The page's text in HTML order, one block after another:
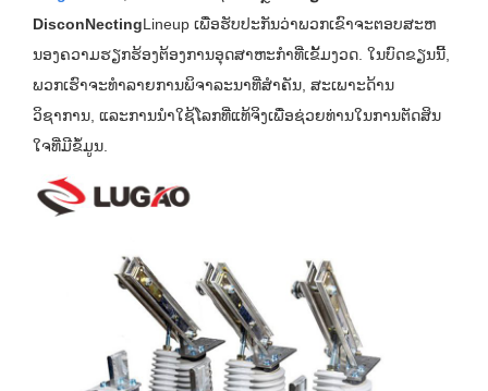
DisconNectingLineup ເພື່ອຮັບປະກັນວ່າພວກເຂົາຈະຕອບສະຫ
ນອງຄວາມຮຽກຮ້ອງຕ້ອງການອຸດສາຫະກໍາທີ່ເຂັ້ມງວດ. ໃນບົດຂຽນນີ້,
ພວກເຮົາຈະທໍາລາຍການພິຈາລະນາທີ່ສໍາຄັນ, ສະເພາະດ້ານ
ວິຊາການ, ແລະການນໍາໃຊ້ໂລກທີ່ແທ້ຈິງເພື່ອຊ່ວຍທ່ານໃນການຕັດສິນ
ໃຈທີ່ມີຂໍ້ມູນ.